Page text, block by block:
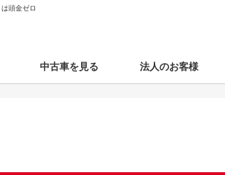
頭金ゼロ
中古車を見る 法人のお客様